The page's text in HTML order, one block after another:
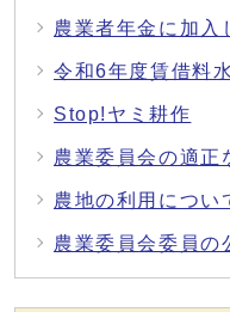
農業者年金に加入
令和6年度賃借料
Stop!ヤミ耕作
農業委員会の適正
農地の利用につい
農業委員会委員の